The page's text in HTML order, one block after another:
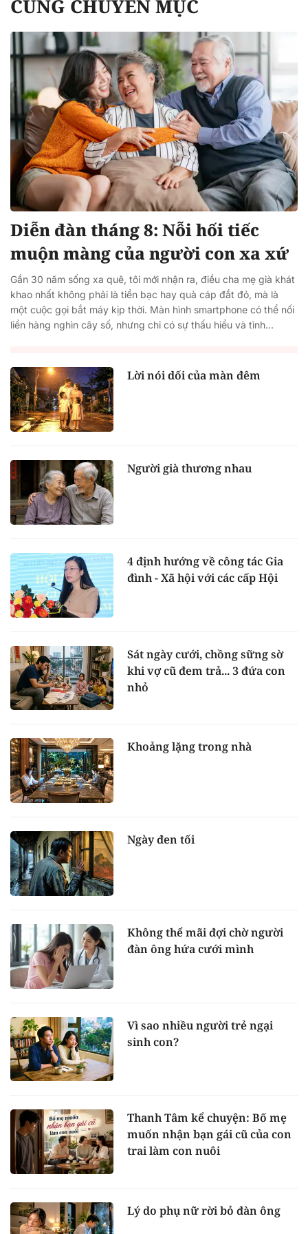
CÙNG CHUYÊN MỤC
Diễn đàn tháng 8: Nỗi hối tiếc
muộn màng của người con xa xứ
Gần 30 năm sống xa quê, tôi mới nhận ra, điều cha mẹ già khát
khao nhất không phải là tiền bạc hay quà cáp đắt đỏ, mà là
một cuộc gọi bắt máy kịp thời. Màn hình smartphone có thể nối
liền hàng nghìn cây số, nhưng chỉ có sự thấu hiểu và tình...
Lời nói dối của màn đêm
Người già thương nhau
4 định hướng về công tác Gia
đình - Xã hội với các cấp Hội
Sát ngày cưới, chồng sững sờ
khi vợ cũ đem trả... 3 đứa con
nhỏ
Khoảng lặng trong nhà
Ngày đen tối
Không thể mãi đợi chờ người
đàn ông hứa cưới mình
Vì sao nhiều người trẻ ngại
sinh con?
Thanh Tâm kể chuyện: Bố mẹ
muốn nhận bạn gái cũ của con
trai làm con nuôi
Lý do phụ nữ rời bỏ đàn ông